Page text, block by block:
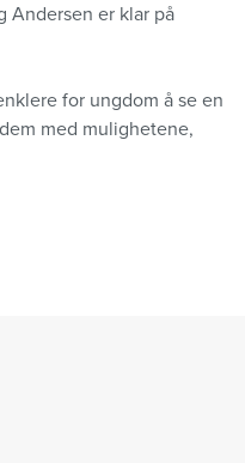
er klar på
for ungdom å se en
med mulighetene,